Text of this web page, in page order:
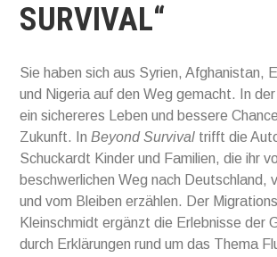
SURVIVAL“
Sie haben sich aus Syrien, Afghanistan,
und Nigeria auf den Weg gemacht. In
ein sichereres Leben und bessere
Zukunft. InBeyond Survival trifft die
Schuckardt Kinder und Familien, die ihr
beschwerlichen Weg nach Deutschland,
und vom Bleiben erzählen. Der
Kleinschmidt ergänzt die Erlebnisse der
durch Erklärungen rund um das Thema